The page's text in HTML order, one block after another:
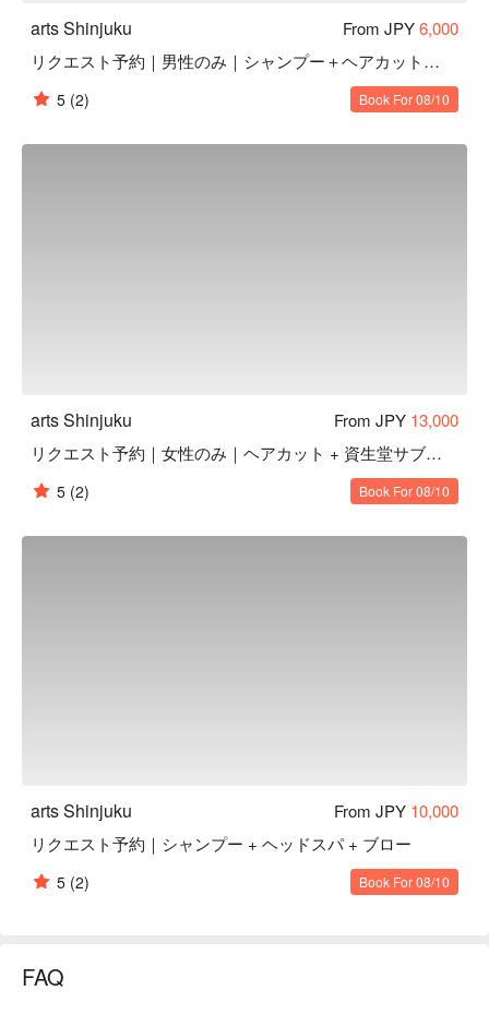
arts Shinjuku From JPY6,000
リクエスト予約｜男性のみ｜シャンプー＋ヘアカット＋ブロー
5 (2) Book For 08/10
arts Shinjuku From JPY 13,000
リクエスト予約｜女性のみ｜ヘアカット + 資生堂サブリミックトリートメント
5 (2) Book For 08/10
arts Shinjuku From JPY 10,000
リクエスト予約｜シャンプー + ヘッドスパ + ブロー
5 (2) Book For 08/10
FAQ